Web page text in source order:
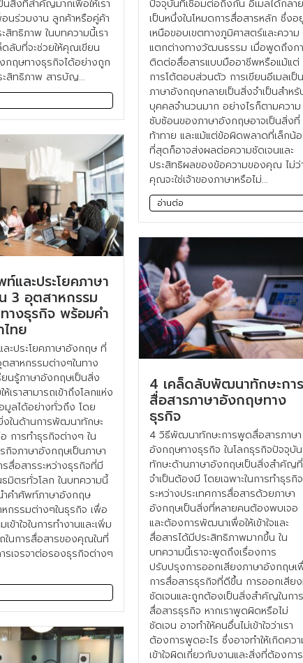
สิ่งที่สำคัญมากเพื่อให้เรา
นร่วมงาน ลูกค้าหรือคู่ค้า
สิทธิภาพ ในบทความนี้เรา
ลับที่จะช่วยให้คุณเขียน
กฤษทางธุรกิจได้อย่างถูก
สิทธิภาพ สารบัญ...
ปัจจุบันที่เชื่อมต่อถึงกัน อีเมลได้กลาย
เป็นหนึ่งในโหมดการสื่อสารหลัก ซึ่งอ
เหนือขอบเขตทางภูมิศาสตร์และความ
แตกต่างทางวัฒนธรรม เมื่อพูดถึงก
ติดต่อสื่อสารแบบมืออาชีพหรือแม้แต่
การโต้ตอบส่วนตัว การเขียนอีเมลเป็น
ภาษาอังกฤษกลายเป็นสิ่งจำเป็นสำหรั
บุคคลจำนวนมาก อย่างไรก็ตามความ
ซับซ้อนของภาษาอังกฤษอาจเป็นสิ่งที่
ท้าทาย และแม้แต่ข้อผิดพลาดที่เล็กน้
ที่สุดก็อาจส่งผลต่อความชัดเจนและ
ประสิทธิผลของข้อความของคุณ ไม่ว่
คุณจะใช่เจ้าของภาษาหรือไม่...
อ่านต่อ
และประโยคภาษา
3 อุตสาหกรรม
างธุรกิจ พร้อมคำ
ทย
ะประโยคภาษาอังกฤษ ที่
ตสาหกรรมต่างๆในทาง
ยนรู้ภาษาอังกฤษเป็นสิ่ง
เราสามารถเข้าถึงโลกแห่ง
มูลได้อย่างทั่วถึง โดย
งในด้านการพัฒนาทักษะ
การทำธุรกิจต่างๆ ใน
กิจภาษาอังกฤษเป็นภาษา
รสื่อสารระหว่างธุรกิจที่มี
มิตรทั่วโลก ในบทความนี้
นำคำศัพท์ภาษาอังกฤษ
กรรมต่างๆในธุรกิจ เพื่อ
ข้าใจในการทำงานและเพิ่ม
ในการสื่อสารของคุณในที่
รเจรจาต่อรองธุรกิจต่างๆ
4 เคล็ดลับพัฒนาทักษะการ
สื่อสารภาษาอังกฤษทาง
ธุรกิจ
4 วิธีพัฒนาทักษะการพูดสื่อสารภาษา
อังกฤษทางธุรกิจ ในโลกธุรกิจปัจจุบัน
ทักษะด้านภาษาอังกฤษเป็นสิ่งสำคัญที่
จำเป็นต้องมี โดยเฉพาะในการทำธุรกิจ
ระหว่างประเทศการสื่อสารด้วยภาษา
อังกฤษเป็นสิ่งที่หลายคนต้องพบเจอ
และต้องการพัฒนาเพื่อให้เข้าใจและ
สื่อสารได้มีประสิทธิภาพมากขึ้น ใน
บทความนี้เราจะพูดถึงเรื่องการ
ปรับปรุงการออกเสียงภาษาอังกฤษเ
การสื่อสารธุรกิจที่ดีขึ้น การออกเสีย
ชัดเจนและถูกต้องเป็นสิ่งสำคัญในการ
สื่อสารธุรกิจ หากเราพูดผิดหรือไม่
ชัดเจน อาจทำให้คนอื่นไม่เข้าใจว่าเรา
ต้องการพูดอะไร ซึ่งอาจทำให้เกิดคว
เข้าใจผิดเกี่ยวกับงานและสิ่งที่ต้องการ